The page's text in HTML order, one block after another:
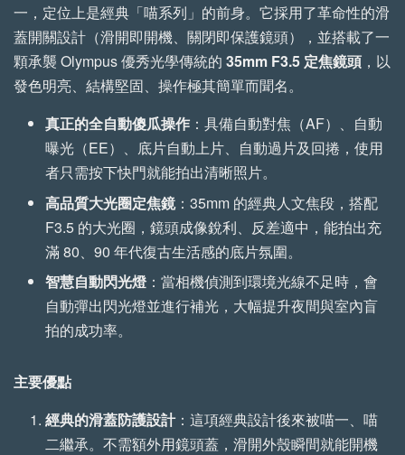
手工植鞣牛皮傘繩背帶 加購優惠
瀏覽全部
【森寫真機店】手工
植鞣牛皮傘繩背帶 (一
般款)
NT$ 699
NT$ 750
【森寫真機店】手工
植鞣牛皮傘繩背帶 (縫
線款)
一，定位上是經典「喵系列」的前身。它採用了革命性的滑
蓋開關設計（滑開即開機、關閉即保護鏡頭），並搭載了一
顆承襲 Olympus 優秀光學傳統的 35mm F3.5 定焦鏡頭 ，以
發色明亮、結構堅固、操作極其簡單而聞名。
真正的全自動傻瓜操作 ：具備自動對焦（AF）、自動
曝光（EE）、底片自動上片、自動過片及回捲，使用
者只需按下快門就能拍出清晰照片。
高品質大光圈定焦鏡：35mm 的經典人文焦段，搭配
F3.5 的大光圈，鏡頭成像銳利、反差適中，能拍出充
滿 80、90 年代復古生活感的底片氛圍。
智慧自動閃光燈：當相機偵測到環境光線不足時，會
自動彈出閃光燈並進行補光，大幅提升夜間與室內盲
拍的成功率。
主要優點
經典的滑蓋防護設計：這項經典設計後來被喵一、喵
二繼承。不需額外用鏡頭蓋，滑開外殼瞬間就能開機